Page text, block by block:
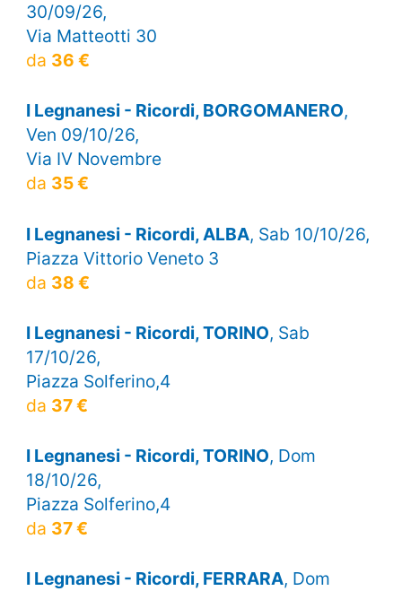
30/09/26,
Via Matteotti 30
da 36 €
I Legnanesi - Ricordi, BORGOMANERO,
Ven 09/10/26,
Via IV Novembre
da 35 €
I Legnanesi - Ricordi, ALBA, Sab 10/10/26,
Piazza Vittorio Veneto 3
da 38 €
I Legnanesi - Ricordi, TORINO, Sab
17/10/26,
Piazza Solferino,4
da 37 €
I Legnanesi - Ricordi, TORINO, Dom
18/10/26,
Piazza Solferino,4
da 37 €
I Legnanesi - Ricordi, FERRARA, Dom